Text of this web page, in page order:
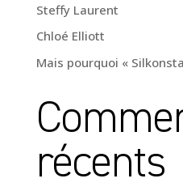
Steffy Laurent
Chloé Elliott
Mais pourquoi «
récents